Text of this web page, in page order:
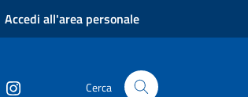
Accedi all'area personale
Facebook Cerca